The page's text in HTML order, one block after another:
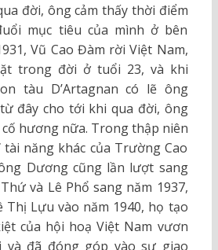
đời, ông cảm thấy thời điểm
mục tiêu của mình ở bên
Vũ Cao Đàm rời Việt Nam,
trong đời ở tuổi 23, và khi
tàu D’Artagnan có lẽ ông
đây cho tới khi qua đời, ông
hương nữa. Trong thập niên
năng khác của Trường Cao
Dương cũng lần lượt sang
và Lê Phổ sang năm 1937,
Thị Lựu vào năm 1940, họ tạo
của hội hoạ Việt Nam vươn
và đã đóng góp vào sự giao